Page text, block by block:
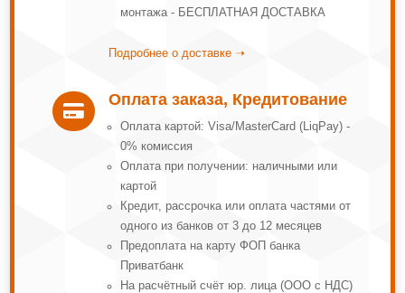
монтажа - БЕСПЛАТНАЯ ДОСТАВКА
Подробнее о доставке ➝

Оплата заказа, Кредитование
Оплата картой: Visa/MasterCard (LiqPay) -
0% комиссия
Оплата при получении: наличными или
картой
Кредит, рассрочка или оплата частями от
одного из банков от 3 до 12 месяцев
Предоплата на карту ФОП банка
Приватбанк
На расчётный счёт юр. лица (ООО с НДС)